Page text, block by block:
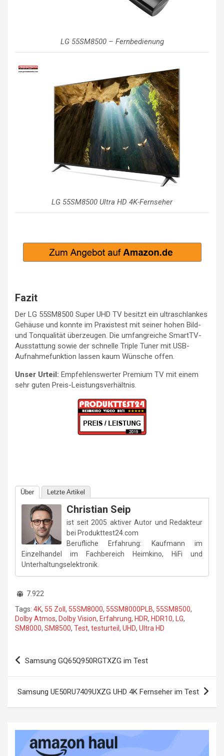
LG 55SM8500 – Fernbedienung
LG 55SM8500 Ultra HD 4K-Fernseher
Fazit
Der LG 55SM8500 Super UHD TV besitzt ein ultraschlankes
Gehäuse und konnte im Praxistest mit seiner hohen Bild-
und Tonqualität überzeugen. Die umfangreiche SmartTV-
Ausstattung sowie der schnelle Triple Tuner mit USB-
Aufnahmefunktion lassen kaum Wünsche offen.
Unser Urteil: Empfehlenswerter Premium TV mit einem
sehr guten Preis-Leistungsverhältnis.
Über Letzte Artikel
Christian Seip
ist seit 2005 aktiver Autor und Redakteur
bei Produkttest24.com
Berufliche Erfahrung: Kaufmann im
Einzelhandel im Fachbereich Heimkino, HiFi und
Unterhaltungselektronik.
7.922
Tags: 4K, 55 Zoll, 55SM8000, 55SM8000PLB, 55SM8500,
Dolby Atmos, Dolby Vision, Erfahrung, HDR, HDR10, LG,
SM8000, SM8500, Test, testurteil, UHD, Ultra HD
Beitragsnavigation
Samsung GQ65Q950RGTXZG im Test
Samsung UE50RU7409UXZG UHD 4K Fernseher im Test